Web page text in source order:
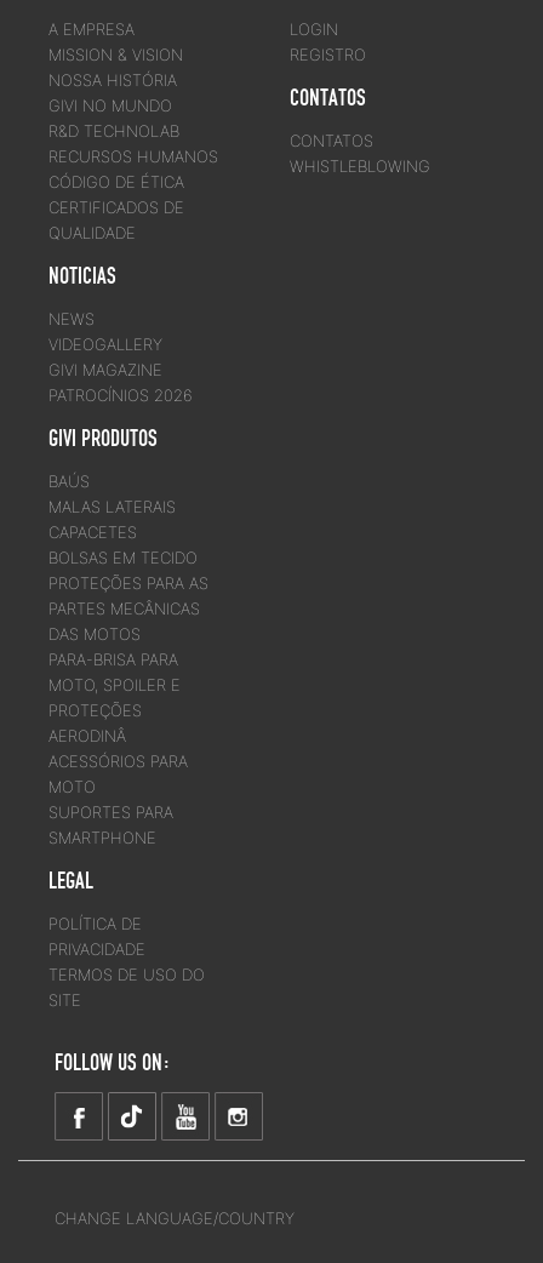
A EMPRESA
MISSION & VISION
NOSSA HISTÓRIA
GIVI NO MUNDO
R&D TECHNOLAB
RECURSOS HUMANOS
CÓDIGO DE ÉTICA
CERTIFICADOS DE
QUALIDADE
NOTICIAS
NEWS
VIDEOGALLERY
GIVI MAGAZINE
PATROCÍNIOS 2026
GIVI PRODUTOS
BAÚS
MALAS LATERAIS
CAPACETES
BOLSAS EM TECIDO
PROTEÇÕES PARA AS
PARTES MECÂNICAS
DAS MOTOS
PARA-BRISA PARA
MOTO, SPOILER E
PROTEÇÕES
AERODINÂ
ACESSÓRIOS PARA
MOTO
SUPORTES PARA
SMARTPHONE
LEGAL
POLÍTICA DE
PRIVACIDADE
TERMOS DE USO DO
SITE
LOGIN
REGISTRO
CONTATOS
CONTATOS
WHISTLEBLOWING
FOLLOW US ON:
CHANGE LANGUAGE/COUNTRY